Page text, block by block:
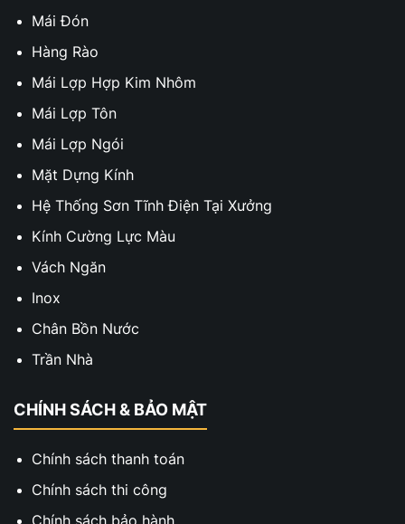
Mái Đón
Hàng Rào
Mái Lợp Hợp Kim Nhôm
Mái Lợp Tôn
Mái Lợp Ngói
Mặt Dựng Kính
Hệ Thống Sơn Tĩnh Điện Tại Xưởng
Kính Cường Lực Màu
Vách Ngăn
Inox
Chân Bồn Nước
Trần Nhà
CHÍNH SÁCH & BẢO MẬT
Chính sách thanh toán
Chính sách thi công
Chính sách bảo hành